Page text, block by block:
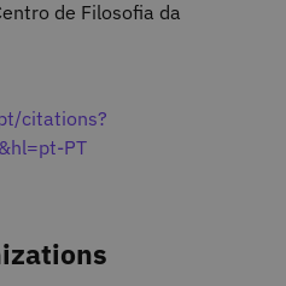
de Filosofia da
citations?
PT